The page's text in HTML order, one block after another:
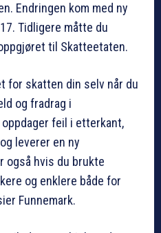
Endringen kom med ny
Tidligere måtte du
til Skatteetaten.
for skatten din selv når du
og fradrag i
feil i etterkant,
leverer en ny
også hvis du brukte
og enklere både for
Funnemark.